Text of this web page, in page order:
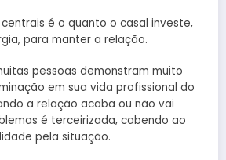
é o quanto o casal investe,
para manter a relação.
pessoas demonstram muito
em sua vida profissional do
a relação acaba ou não vai
é terceirizada, cabendo ao
pela situação.